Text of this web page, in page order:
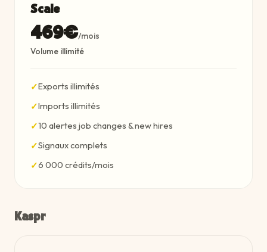
Scale
469€/mois
Volume illimité
✓Exports illimités
✓Imports illimités
✓10 alertes job changes & new hires
✓Signaux complets
✓6 000 crédits/mois
Kaspr